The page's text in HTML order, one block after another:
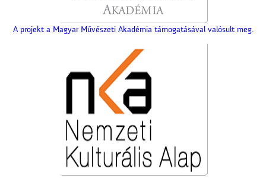
A projekt a Magyar Művészeti Akadémia támogatásával valósult meg.